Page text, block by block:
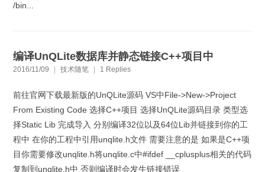
/bin...
编译UnQLite数据库并静态链接C++项目中
2016/11/09 技术随笔 1 Replies
前往官网下载最新版的UnQLite源码 VS中File->New->Project
From Existing Code 选择C++项目 选择UnQLite源码目录 类型选
择Static Lib 完成导入 分别编译32位以及64位Lib并链接到你的工
程中 在你的工程中引用unqlite.h文件 需要注意的是 如果是C++项
目你需要修改unqlite.h将unqlite.c中#ifdef __cplusplus相关的代码
复制到unqlite.h中 否则编译时会发生链接错误